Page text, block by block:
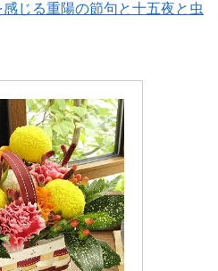
感じる重陽の節句と十五夜と虫